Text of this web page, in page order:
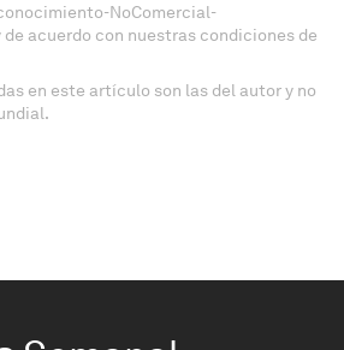
NoComercial-
de acuerdo con nuestras condiciones de
en este artículo son las del autor y no